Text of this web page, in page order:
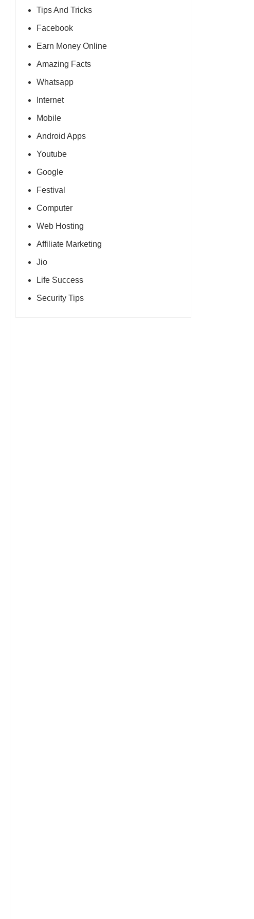
Tips And Tricks
Facebook
Earn Money Online
Amazing Facts
Whatsapp
Internet
Mobile
Android Apps
Youtube
Google
Festival
Computer
Web Hosting
Affiliate Marketing
Jio
Life Success
Security Tips